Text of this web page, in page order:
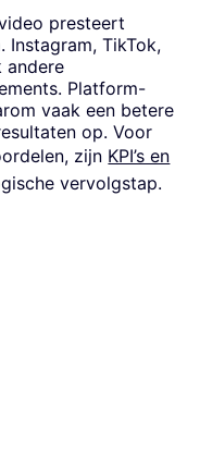
presteert
TikTok,
andere
Platform-
vaak een betere
op. Voor
zijn KPI’s en
vervolgstap.